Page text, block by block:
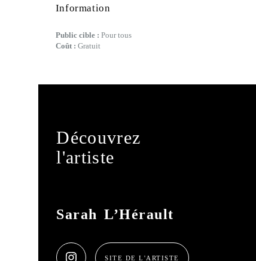
Information
Public cible : Pour tous
Coût : Gratuit
Découvrez
l'artiste
Sarah L’Hérault
SITE DE L'ARTISTE